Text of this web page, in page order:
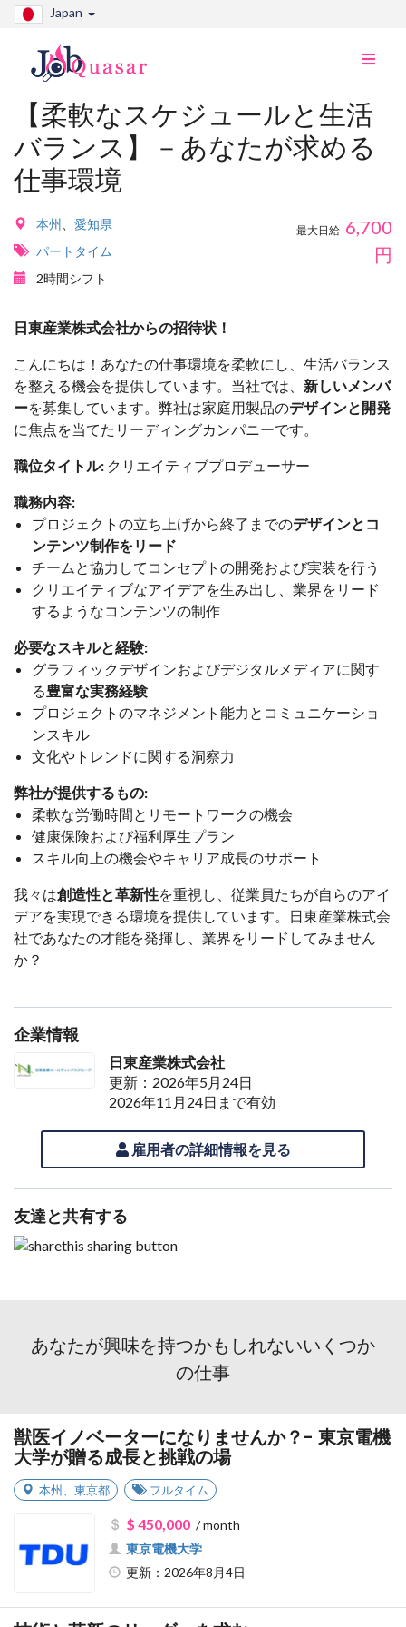
Japan
ナ
り
替
え
【柔軟なスケジュールと生活
バランス】－あなたが求める
仕事環境
本州
愛知県
パートタイム
2時間シフト
最大日給 6,700
円
日東産業株式会社からの招待状！
こんにちは！あなたの仕事環境を柔軟にし、生活バランス
を整える機会を提供しています。当社では、 新しいメンバ
ーを募集しています。弊社は家庭用製品のデザインと開発
に焦点を当てたリーディングカンパニーです。
職位タイトル: クリエイティブプロデューサー
職務内容:
プロジェクトの立ち上げから終了までのデザインとコ
ンテンツ制作をリード
チームと協力してコンセプトの開発および実装を行う
クリエイティブなアイデアを生み出し、業界をリード
するようなコンテンツの制作
必要なスキルと経験:
グラフィックデザインおよびデジタルメディアに関す
る豊富な実務経験
プロジェクトのマネジメント能力とコミュニケーショ
ンスキル
文化やトレンドに関する洞察力
弊社が提供するもの:
柔軟な労働時間とリモートワークの機会
健康保険および福利厚生プラン
スキル向上の機会やキャリア成長のサポート
我々は創造性と革新性を重視し、従業員たちが自らのアイ
デアを実現できる環境を提供しています。日東産業株式会
社であなたの才能を発揮し、業界をリードしてみません
か？
企業情報
日東産業株式会社
更新：2026年5月24日
2026年11月24日まで有効
雇用者の詳細情報を見る
友達と共有する
あなたが興味を持つかもしれないいくつか
の仕事
獣医イノベーターになりませんか？- 東京電機
大学が贈る成長と挑戦の場
本州 東京都 フルタイム
$ 450,000/ month
東京電機大学
更新：2026年8月4日